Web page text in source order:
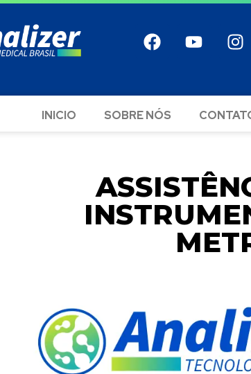
INICIO SOBRE NÓS